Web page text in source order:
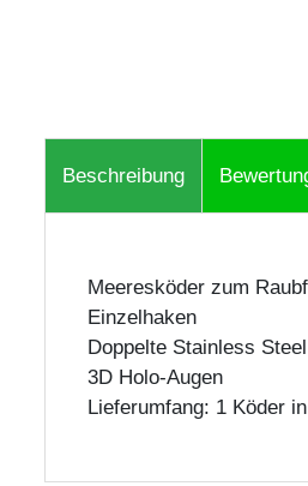
Beschreibung
Meeresköder zum
Einzelhaken
Doppelte Stainless
3D Holo-Augen
Lieferumfang: 1 Köder